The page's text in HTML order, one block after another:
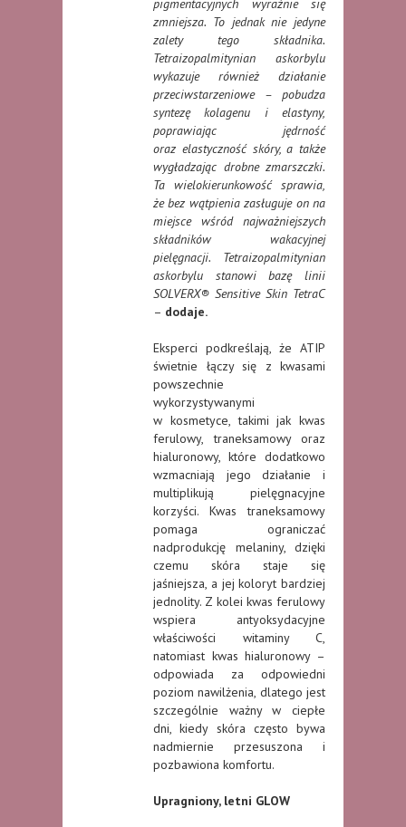
pigmentacyjnych wyraźnie się
zmniejsza. To jednak nie jedyne
zalety tego składnika.
Tetraizopalmitynian askorbylu
wykazuje również działanie
przeciwstarzeniowe – pobudza
syntezę kolagenu i elastyny,
poprawiając jędrność
oraz elastyczność skóry, a także
wygładzając drobne zmarszczki.
Ta wielokierunkowość sprawia,
że bez wątpienia zasługuje on na
miejsce wśród najważniejszych
składników wakacyjnej
pielęgnacji. Tetraizopalmitynian
askorbylu stanowi bazę linii
SOLVERX® Sensitive Skin TetraC
– dodaje.
Eksperci podkreślają, że ATIP
świetnie łączy się z kwasami
powszechnie
wykorzystywanymi
w kosmetyce, takimi jak kwas
ferulowy, traneksamowy oraz
hialuronowy, które dodatkowo
wzmacniają jego działanie i
multiplikują pielęgnacyjne
korzyści. Kwas traneksamowy
pomaga ograniczać
nadprodukcję melaniny, dzięki
czemu skóra staje się
jaśniejsza, a jej koloryt bardziej
jednolity. Z kolei kwas ferulowy
wspiera antyoksydacyjne
właściwości witaminy C,
natomiast kwas hialuronowy –
odpowiada za odpowiedni
poziom nawilżenia, dlatego jest
szczególnie ważny w ciepłe
dni, kiedy skóra często bywa
nadmiernie przesuszona i
pozbawiona komfortu.
Upragniony, letni GLOW